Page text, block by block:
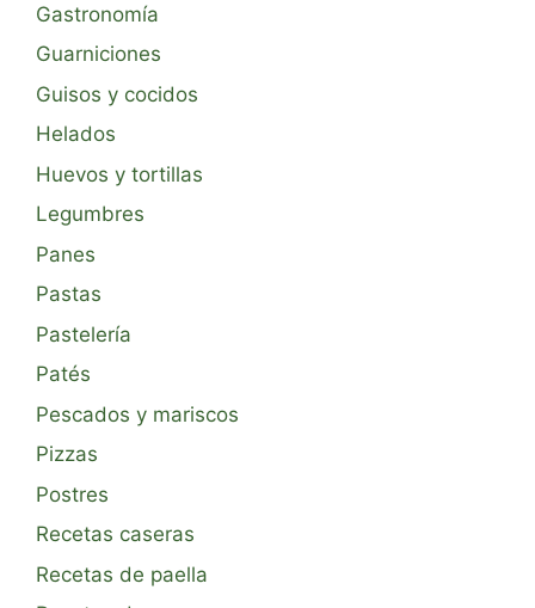
Gastronomía
Guarniciones
Guisos y cocidos
Helados
Huevos y tortillas
Legumbres
Panes
Pastas
Pastelería
Patés
Pescados y mariscos
Pizzas
Postres
Recetas caseras
Recetas de paella